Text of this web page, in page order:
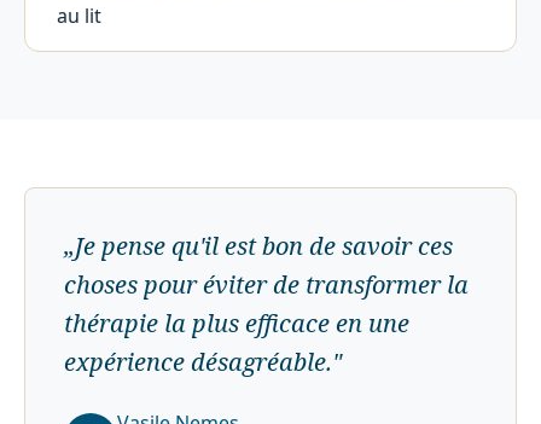
au lit
„Je pense qu'il est bon de savoir ces
choses pour éviter de transformer la
thérapie la plus efficace en une
expérience désagréable."